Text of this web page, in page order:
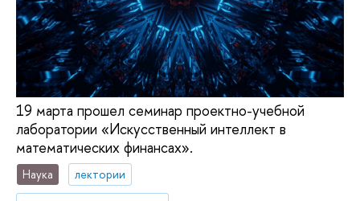
19 марта прошел семинар проектно-учебной
лаборатории «Искусственный интеллект в
математических финансах».
Наука
лектории